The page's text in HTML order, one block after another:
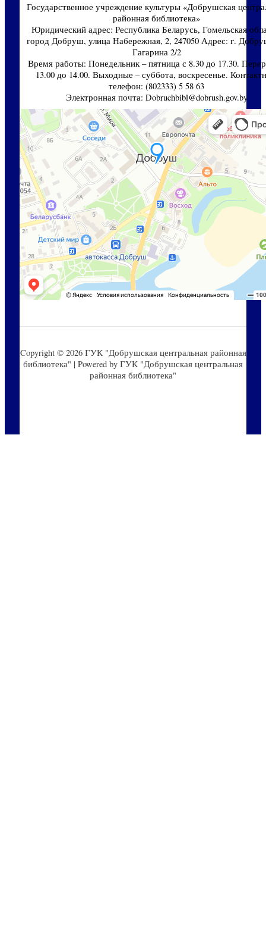
Государственное учреждение культуры «Добрушская
районная библиотека»
Юридический адрес: Республика Беларусь, Гомельская
город Добруш, улица Набережная, 2, 247050 Адрес: г.
Гагарина 2/2
Время работы: Понедельник – пятница с 8.30 до 17.30.
13.00 до 14.00. Выходные – суббота, воскресенье.
телефон: (802333) 5 58 63
Электронная почта: Dobruchbibl@dobrush.gov.by
Copyright © 2026 ГУК "Добрушская центральная районная
библиотека" | Powered by ГУК "Добрушская центральная
районная библиотека"